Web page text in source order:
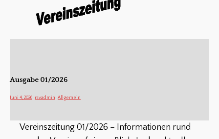
Ausgabe 01/2026
Juni 4, 2026 rsvadmin Allgemein
Vereinszeitung 01/2026 – Informationen rund